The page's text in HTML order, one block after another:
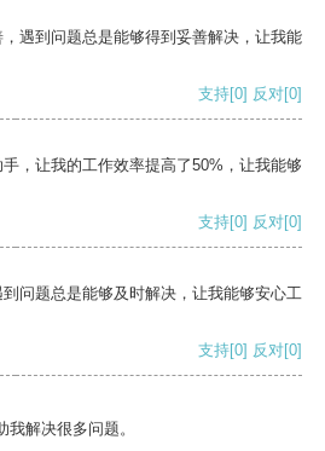
遇到问题总是能够得到妥善解决，让我能
支持[0] 反对[0]
，让我的工作效率提高了50%，让我能够
支持[0] 反对[0]
问题总是能够及时解决，让我能够安心工
支持[0] 反对[0]
解决很多问题。